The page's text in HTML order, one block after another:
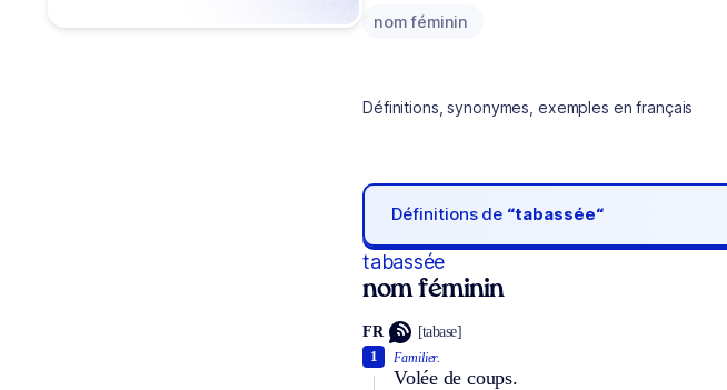
nom féminin
Définitions, synonymes, exemples en français
Définitions de “tabassée“
tabassée
nom féminin
FR [tabase]
Familier.
Volée de coups.
1